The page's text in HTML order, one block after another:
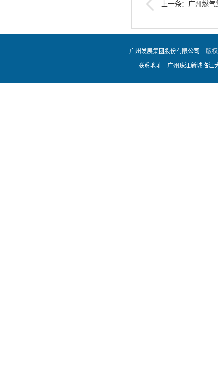
四、成交金额
上一条：广州燃
广州发展集团股份有限公司 版
联系地址：广州珠江新城临江